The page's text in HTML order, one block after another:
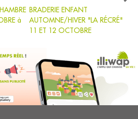
à
BRADERIE ENFANT
AUTOMNE/HIVER "LA RÉCRÉ"
11 ET 12 OCTOBRE